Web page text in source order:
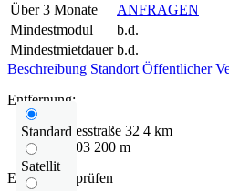
Über 3 Monate
ANFRAGEN
Mindestmodul
b.d.
Mindestmietdauer b.d.
Beschreibung Standort Öffentlicher
Standard
Satellit
Entfernung:
Bundesstraße 32 4 km
DW303 200 m
Entfernung prüfen